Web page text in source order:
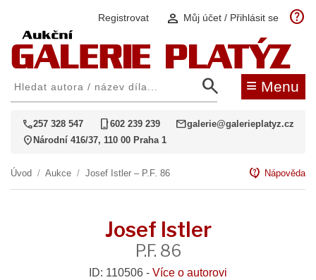
Registrovat person Můj účet / Přihlásit se help
search ≡ Menu
call257 328 547 phone_iphone602 239 239 mailgalerie@galerieplatyz.cz
location_on Národní 416/37, 110 00 Praha 1
Úvod / Aukce / Josef Istler – P.F. 86 contact_support Nápověda
Josef Istler
P.F. 86
ID: 110506 - Více o autorovi